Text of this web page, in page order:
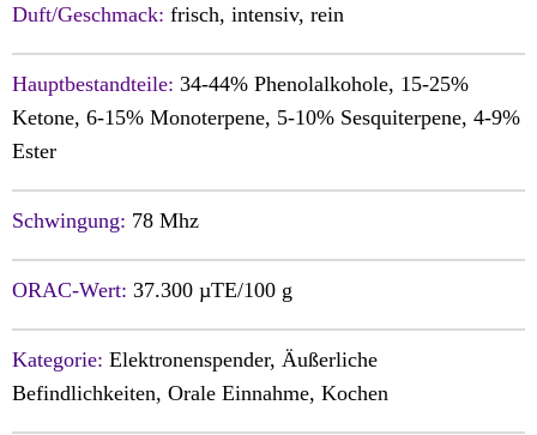
Duft/Geschmack: frisch, intensiv, rein
Hauptbestandteile: 34-44% Phenolalkohole, 15-25%
Ketone, 6-15% Monoterpene, 5-10% Sesquiterpene, 4-9%
Ester
Schwingung: 78 Mhz
ORAC-Wert: 37.300 µTE/100 g
Kategorie: Elektronenspender, Äußerliche
Befindlichkeiten, Orale Einnahme, Kochen